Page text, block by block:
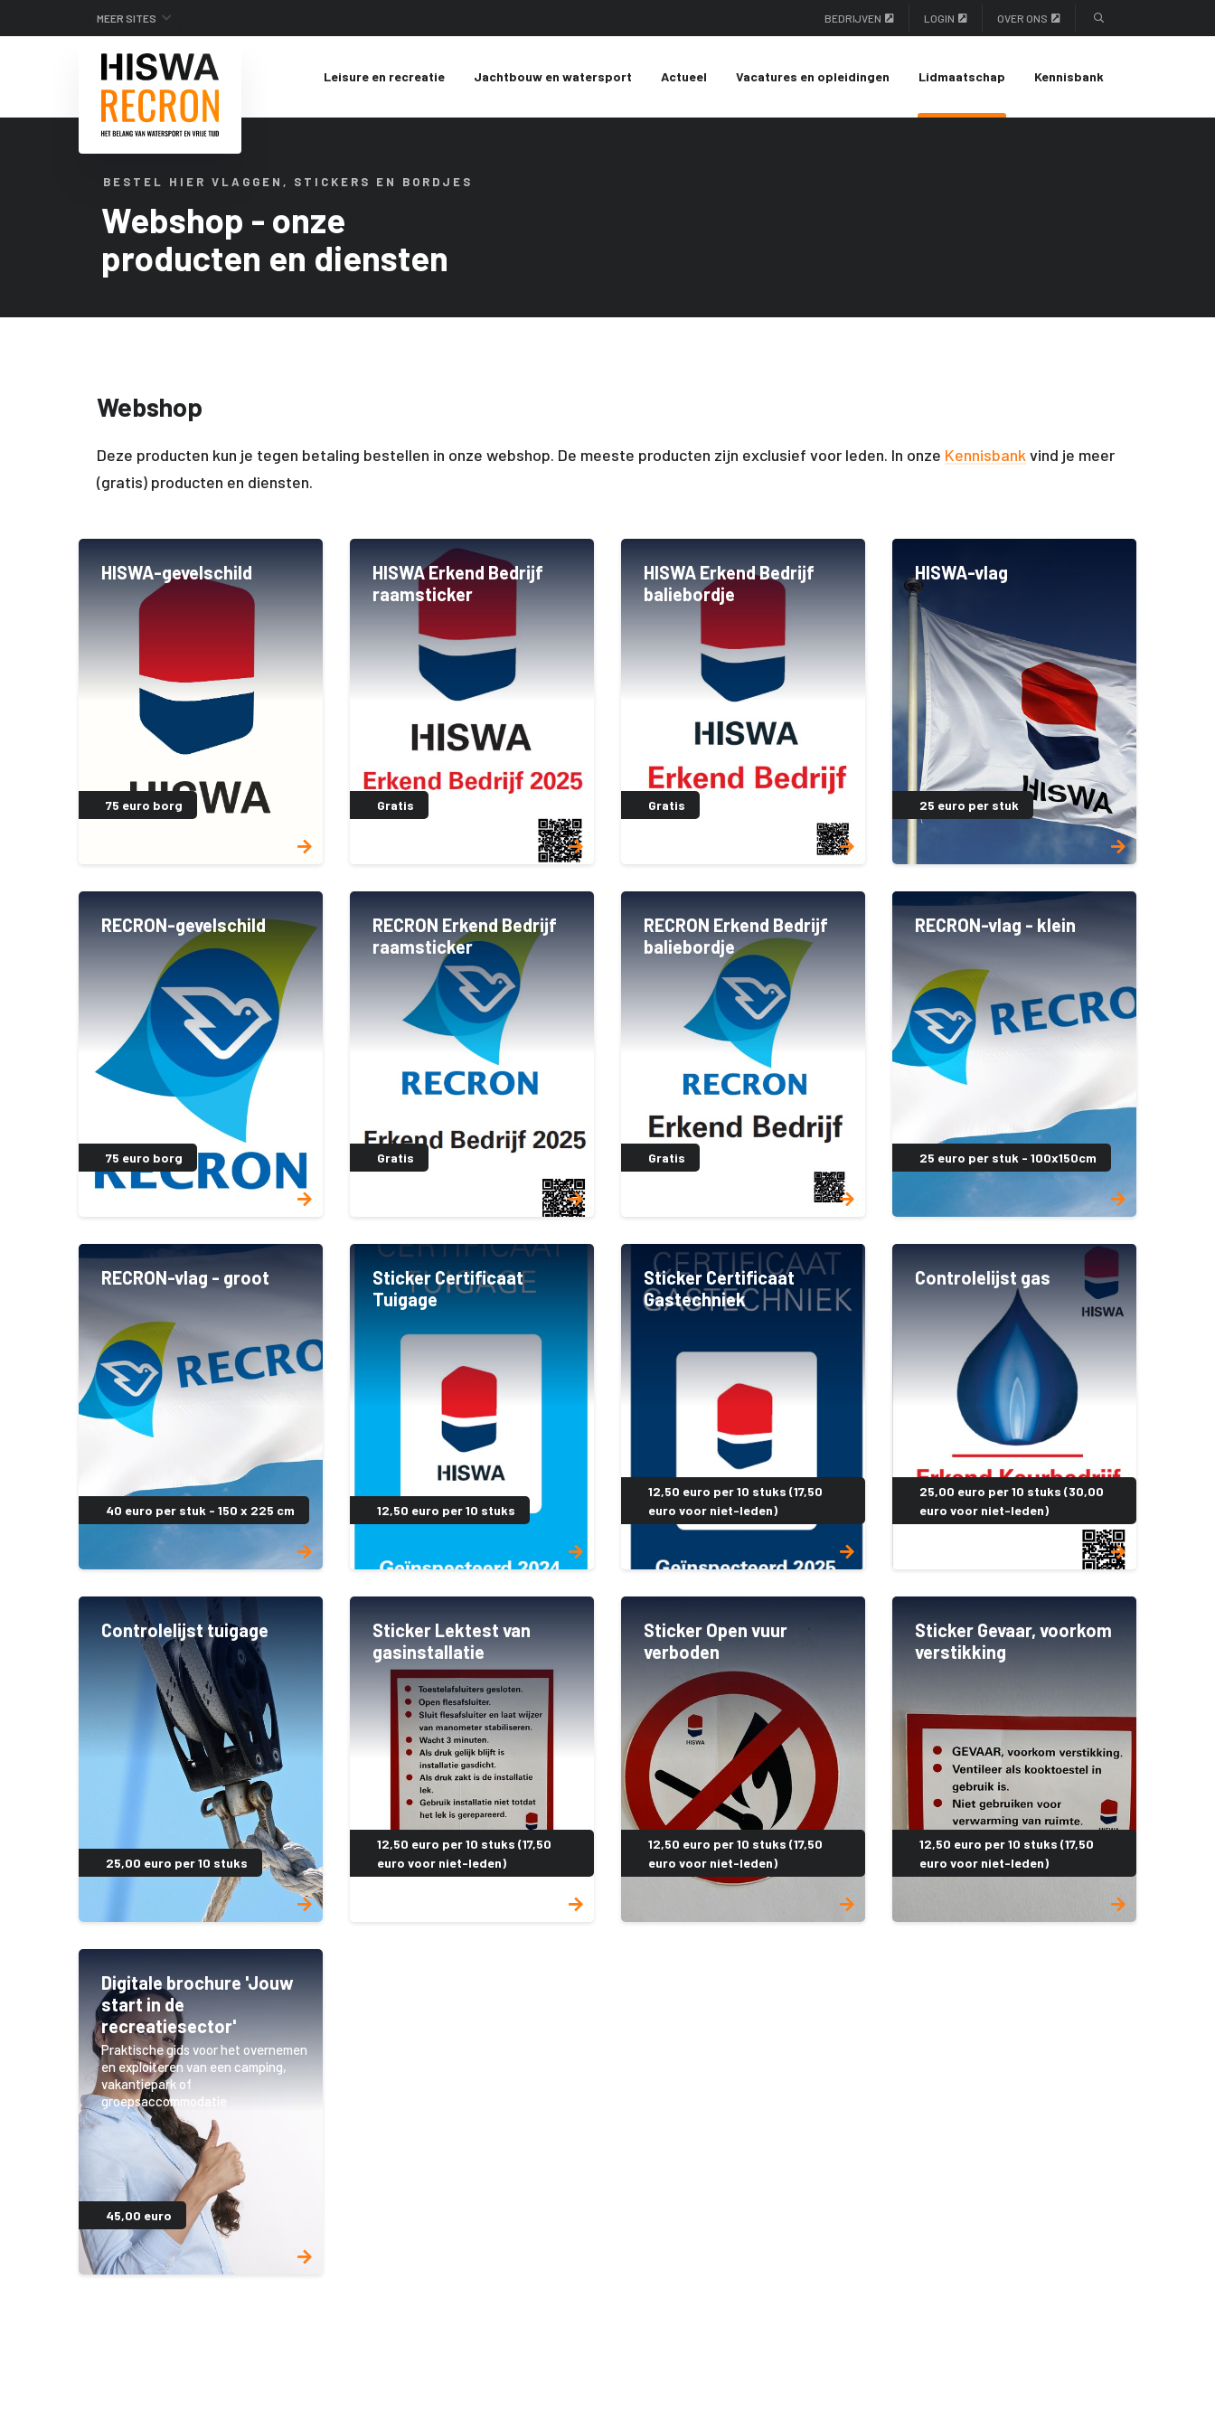
MEER SITES BEDRIJVEN LOGIN OVER ONS
Leisure en recreatie Jachtbouw en watersport Actueel Vacatures en opleidingen Lidmaatschap Kennisbank
BESTEL HIER VLAGGEN, STICKERS EN BORDJES
Webshop - onze
producten en diensten
Webshop
Deze producten kun je tegen betaling bestellen in onze webshop. De meeste producten zijn exclusief voor leden. In onze Kennisbank vind je meer
(gratis) producten en diensten.
75 euro borg
HISWA-gevelschild
Gratis
HISWA Erkend Bedrijf
raamsticker
Gratis
HISWA Erkend Bedrijf
baliebordje
25 euro per stuk
HISWA-vlag
75 euro borg
RECRON-gevelschild
Gratis
RECRON Erkend Bedrijf
raamsticker
Gratis
RECRON Erkend Bedrijf
baliebordje
25 euro per stuk - 100x150cm
RECRON-vlag - klein
40 euro per stuk - 150 x 225 cm
RECRON-vlag - groot
12,50 euro per 10 stuks
Sticker Certificaat
Tuigage
12,50 euro per 10 stuks (17,50
euro voor niet-leden)
Sticker Certificaat
Gastechniek
25,00 euro per 10 stuks (30,00
euro voor niet-leden)
Controlelijst gas
25,00 euro per 10 stuks
Controlelijst tuigage
12,50 euro per 10 stuks (17,50
euro voor niet-leden)
Sticker Lektest van
gasinstallatie
12,50 euro per 10 stuks (17,50
euro voor niet-leden)
Sticker Open vuur
verboden
12,50 euro per 10 stuks (17,50
euro voor niet-leden)
Sticker Gevaar, voorkom
verstikking
45,00 euro
Digitale brochure 'Jouw
start in de
recreatiesector'
Praktische gids voor het overnemen
en exploiteren van een camping,
vakantiepark of
groepsaccommodatie